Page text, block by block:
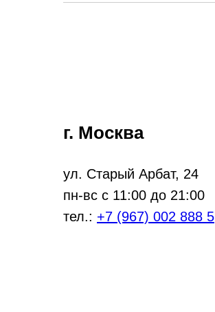
г. Москва
ул. Старый Арбат, 24
пн-вс с 11:00 до 21:00
тел.: +7 (967) 002 888 5